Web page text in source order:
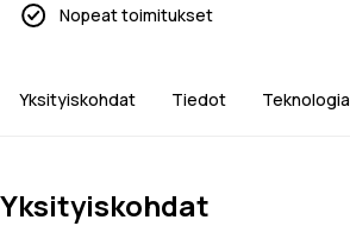
Nopeat toimitukset
Yksityiskohdat Tiedot Teknologia
Yksityiskohdat